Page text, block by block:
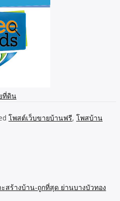
ที่ดิน
โพสต์เว็บขายบ้านฟรี, โพสบ้าน
สร้างบ้าน-ถูกที่สุด ย่านบางบัวทอง